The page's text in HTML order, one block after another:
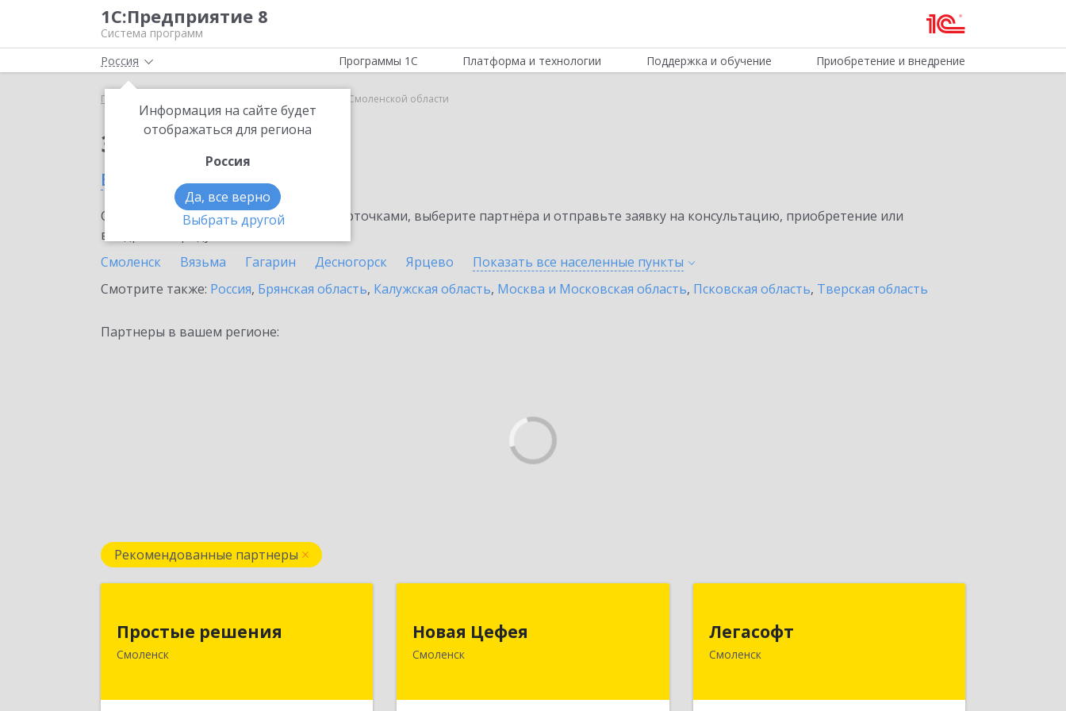
1С:Предприятие 8
Система программ
Россия
Информация на сайте будет
отображаться для региона
Россия
Да, все верно
Выбрать другой
Программы 1С Платформа и технологии Поддержка и обучение Приобретение и внедрение
Главная Smartway в Смоленской области
Заказать Smartway
в Смоленской области
Ознакомьтесь с информационными карточками, выберите партнёра и отправьте заявку на консультацию, приобретение или
внедрение продукта.
Смоленск
Вязьма Гагарин Десногорск Ярцево Показать все населенные пункты
Смотрите также: Россия, Брянская область, Калужская область, Москва и Московская область, Псковская область, Тверская область
Партнеры в вашем регионе:
Рекомендованные партнеры
Простые решения
Смоленск
214015, Смоленская обл, Смоленск г,
Большая Краснофлотская ул, дом №
Новая Цефея
Смоленск
214018, Смоленская обл, Смоленск г,
Подробнее
Легасофт
Смоленск
214018, Смоленская обл, Смоленск г,
Ново-Рославльская ул, дом № 13
Подробнее